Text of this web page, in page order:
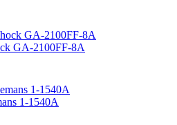
GA-2100FF-8A
1-1540A